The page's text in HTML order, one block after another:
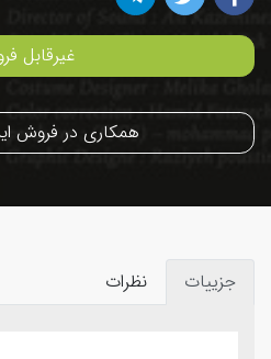
غیرقابل
همکاری در فروش
جزییات نظرات